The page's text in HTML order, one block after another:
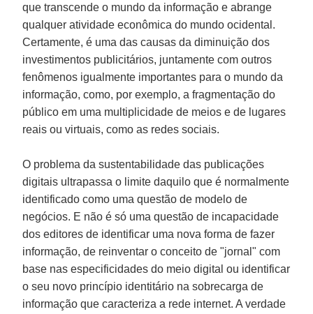
que transcende o mundo da informação e abrange
qualquer atividade econômica do mundo ocidental.
Certamente, é uma das causas da diminuição dos
investimentos publicitários, juntamente com outros
fenômenos igualmente importantes para o mundo da
informação, como, por exemplo, a fragmentação do
público em uma multiplicidade de meios e de lugares
reais ou virtuais, como as redes sociais.
O problema da sustentabilidade das publicações
digitais ultrapassa o limite daquilo que é normalmente
identificado como uma questão de modelo de
negócios. E não é só uma questão de incapacidade
dos editores de identificar uma nova forma de fazer
informação, de reinventar o conceito de "jornal" com
base nas especificidades do meio digital ou identificar
o seu novo princípio identitário na sobrecarga de
informação que caracteriza a rede internet. A verdade